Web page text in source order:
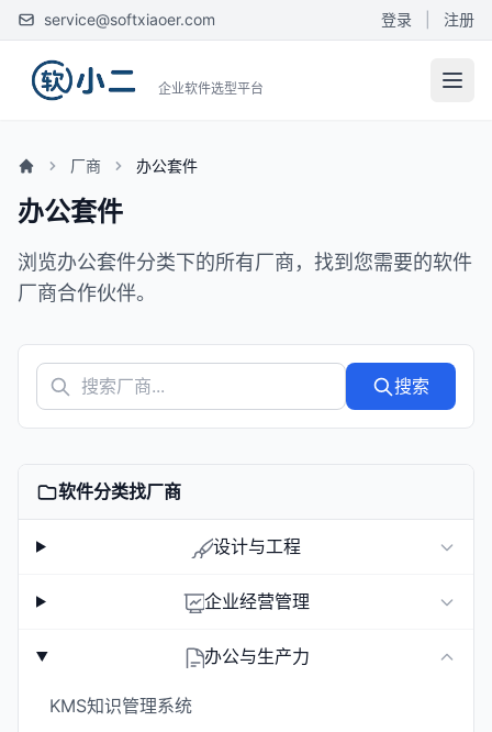
service@softxiaoer.com 登录 注册
企业软件选型平台
厂商 办公套件
办公套件
浏览办公套件分类下的所有厂商，找到您需要的软件
厂商合作伙伴。
搜索
软件分类找厂商
设计与工程
企业经营管理
办公与生产力
KMS知识管理系统